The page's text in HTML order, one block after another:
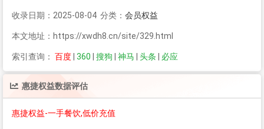
收录日期：2025-08-04 分类： 会员权益
本文地址：https://xwdh8.cn/site/329.html
索引查询： 百度 360 搜狗 神马 头条 必应
惠捷权益数据评估
惠捷权益-一手餐饮,低价充值